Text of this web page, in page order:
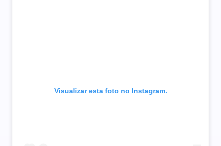
Visualizar esta foto no Instagram.